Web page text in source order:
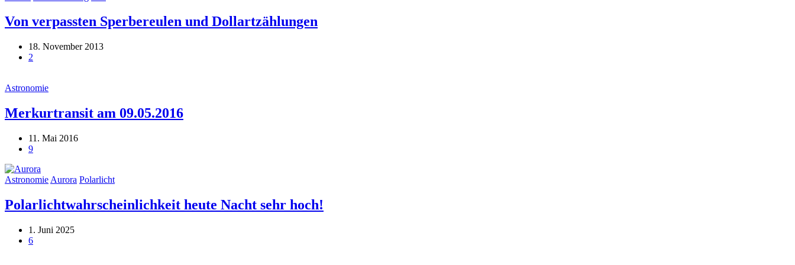
Von verpassten Sperbereulen und Dollartzählungen
18. November 2013
2
Astronomie
Merkurtransit am 09.05.2016
11. Mai 2016
9
Astronomie Aurora Polarlicht
Polarlichtwahrscheinlichkeit heute Nacht sehr hoch!
1. Juni 2025
6